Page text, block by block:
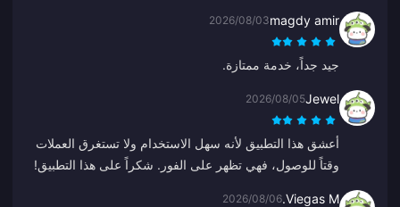
magdy amir
2026/08/03
جيد جداً، خدمة ممتازة.
Jewel
2026/08/05
أعشق هذا التطبيق لأنه سهل الاستخدام ولا تستغرق العملات
وقتاً للوصول، فهي تظهر على الفور. شكراً على هذا التطبيق!
Viegas M.
2026/08/06